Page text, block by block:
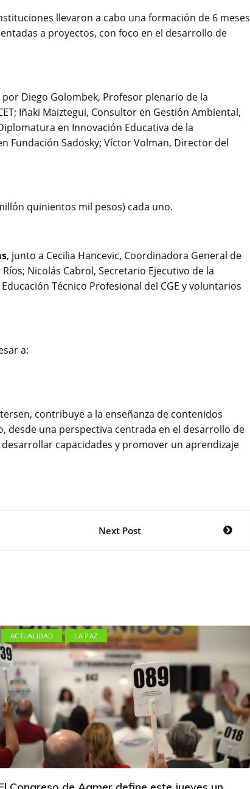
llevaron a cabo una formación de 6 meses
a proyectos, con foco en el desarrollo de
Diego Golombek, Profesor plenario de la
Iñaki Maiztegui, Consultor en Gestión Ambiental,
en Innovación Educativa de la
Fundación Sadosky; Víctor Volman, Director del
quinientos mil pesos) cada uno.
, junto a Cecilia Hancevic, Coordinadora General de
Nicolás Cabrol, Secretario Ejecutivo de la
Técnico Profesional del CGE y voluntarios
a:
contribuye a la enseñanza de contenidos
desde una perspectiva centrada en el desarrollo de
capacidades y promover un aprendizaje
Next Post
ACTUALIDAD LA PAZ